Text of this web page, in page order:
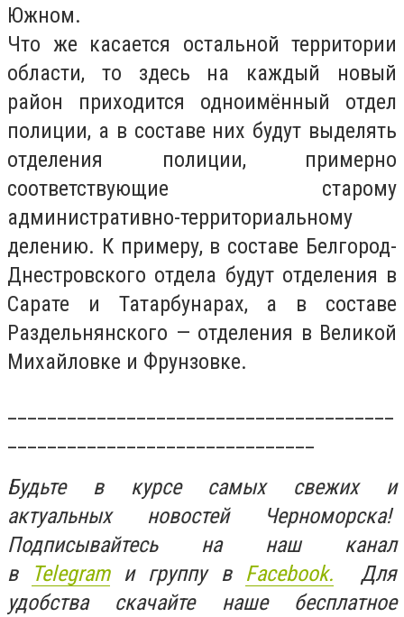
Южном.
Что же касается остальной территории
области, то здесь на каждый новый
район приходится одноимённый отдел
полиции, а в составе них будут выделять
отделения полиции, примерно
соответствующие старому
административно-территориальному
делению. К примеру, в составе Белгород-
Днестровского отдела будут отделения в
Сарате и Татарбунарах, а в составе
Раздельнянского — отделения в Великой
Михайловке и Фрунзовке.
Будьте в курсе самых свежих и
актуальных новостей Черноморска!
Подписывайтесь на наш канал
в
Telegramи группу в Facebook. Для
удобства скачайте наше бесплатное